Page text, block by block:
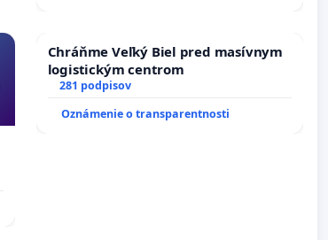
Chráňme Veľký Biel pred masívnym
logistickým centrom
281 podpisov
Oznámenie o transparentnosti